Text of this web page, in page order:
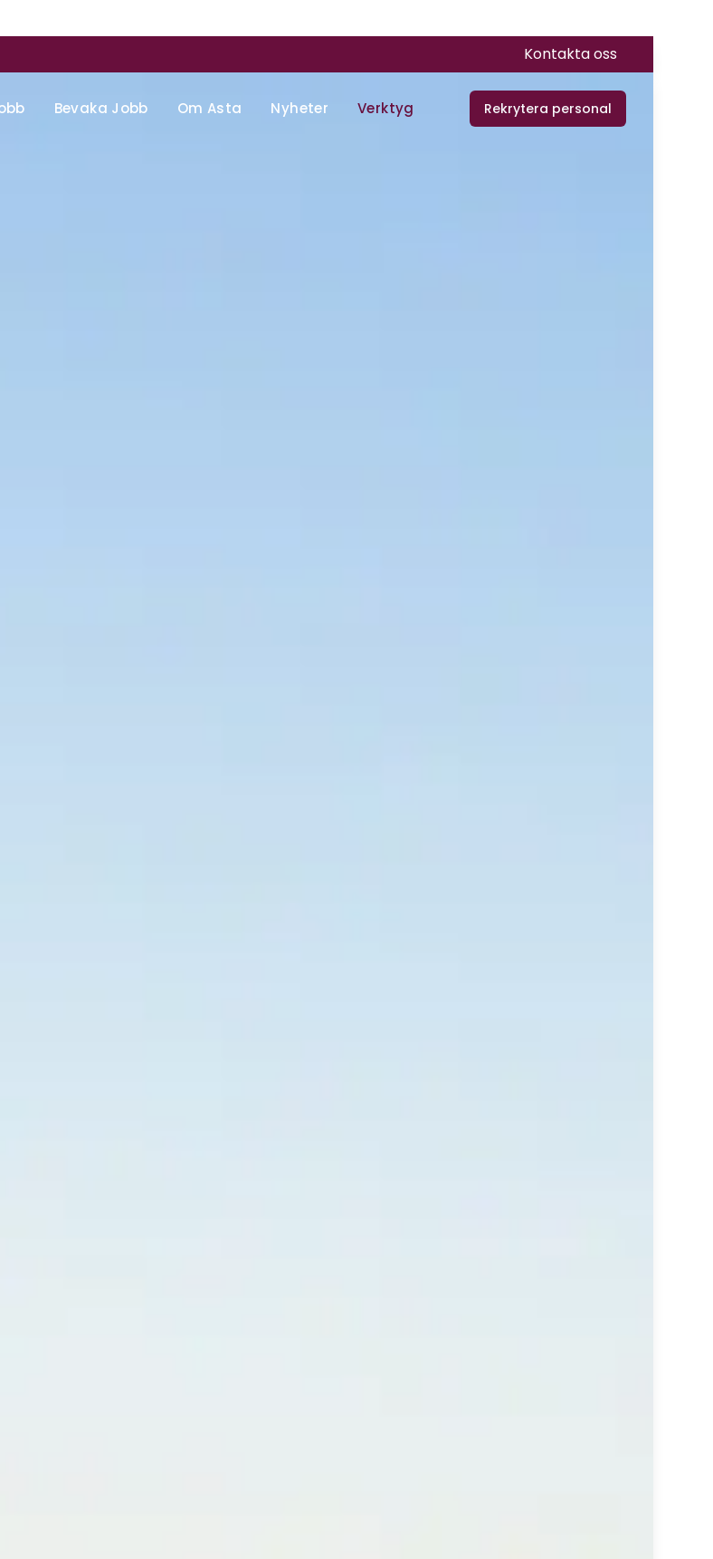
Kontakta oss
Bevaka Jobb Om Asta Nyheter Verktyg Rekrytera personal